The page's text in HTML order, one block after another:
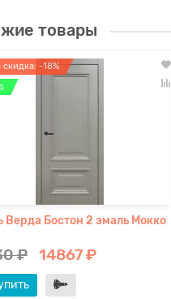
товары
скидка: -18%
Верда Бостон 2 эмаль Мокко
₽ 14867 ₽